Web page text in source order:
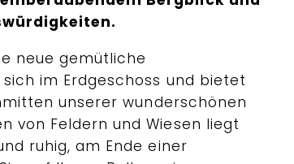
neue gemütliche
im Erdgeschoss und bietet
unserer wunderschönen
von Feldern und Wiesen liegt
ruhig, am Ende einer